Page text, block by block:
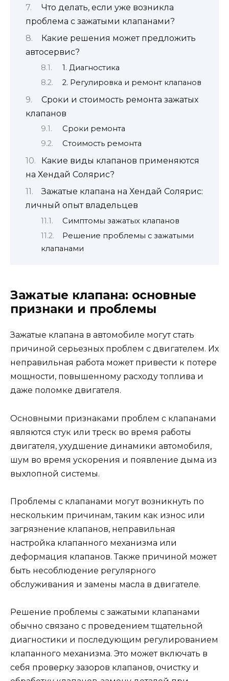
Что делать, если уже возникла
проблема с зажатыми клапанами?
Какие решения может предложить
автосервис?
1. Диагностика
2. Регулировка и ремонт клапанов
Сроки и стоимость ремонта зажатых
клапанов
Сроки ремонта
Стоимость ремонта
Какие виды клапанов применяются
на Хендай Солярис?
Зажатые клапана на Хендай Солярис:
личный опыт владельцев
Симптомы зажатых клапанов
Решение проблемы с зажатыми
клапанами
Зажатые клапана: основные
признаки и проблемы
Зажатые клапана в автомобиле могут стать
причиной серьезных проблем с двигателем. Их
неправильная работа может привести к потере
мощности, повышенному расходу топлива и
даже поломке двигателя.
Основными признаками проблем с клапанами
являются стук или треск во время работы
двигателя, ухудшение динамики автомобиля,
шум во время ускорения и появление дыма из
выхлопной системы.
Проблемы с клапанами могут возникнуть по
нескольким причинам, таким как износ или
загрязнение клапанов, неправильная
настройка клапанного механизма или
деформация клапанов. Также причиной может
быть несоблюдение регулярного
обслуживания и замены масла в двигателе.
Решение проблемы с зажатыми клапанами
обычно связано с проведением тщательной
диагностики и последующим регулированием
клапанного механизма. Это может включать в
себя проверку зазоров клапанов, очистку и